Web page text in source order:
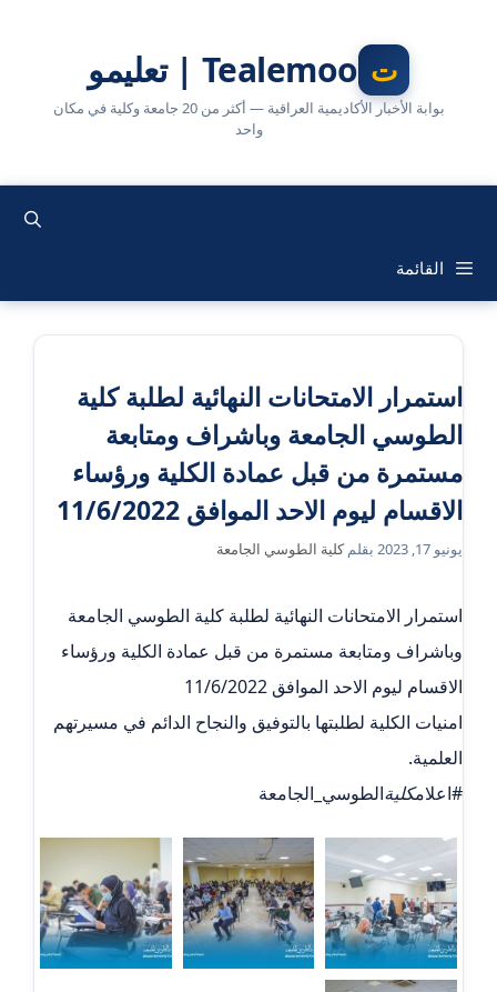
Tealemoo | تعليمو
بوابة الأخبار الأكاديمية العراقية — أكثر من 20 جامعة وكلية في مكان
واحد
القائمة
استمرار الامتحانات النهائية لطلبة كلية
الطوسي الجامعة وباشراف ومتابعة
مستمرة من قبل عمادة الكلية ورؤساء
الاقسام ليوم الاحد الموافق 11/6/2022
يونيو 17, 2023 بقلمكلية الطوسي الجامعة
استمرار الامتحانات النهائية لطلبة كلية الطوسي الجامعة
وباشراف ومتابعة مستمرة من قبل عمادة الكلية ورؤساء
الاقسام ليوم الاحد الموافق 11/6/2022
امنيات الكلية لطلبتها بالتوفيق والنجاح الدائم في مسيرتهم
العلمية.
#اعلامكليةالطوسي_الجامعة